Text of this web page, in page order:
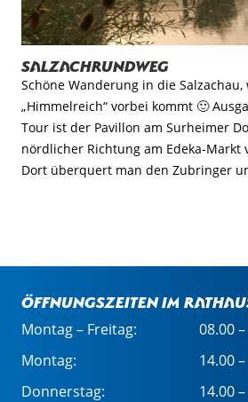
Salzachrundweg
Schöne Wanderung in die
„Himmelreich“ vorbei kommt 🙂
Tour ist der Pavillon am Surheimer
nördlicher Richtung am Edeka-Markt
Dort überquert man den Zubringer
Öffnungszeiten im
Montag – Freitag:
08.00
Montag:
14.00
Donnerstag:
14.00